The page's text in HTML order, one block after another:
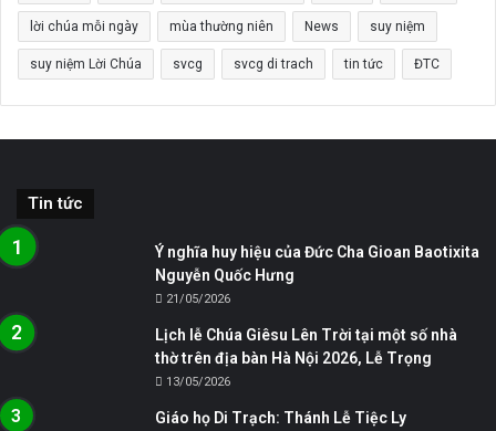
lời chúa mỗi ngày mùa thường niên News suy niệm
suy niệm Lời Chúa svcg svcg di trach tin tức ĐTC
Tin tức
Ý nghĩa huy hiệu của Đức Cha Gioan Baotixita
Nguyễn Quốc Hưng
21/05/2026
Lịch lễ Chúa Giêsu Lên Trời tại một số nhà
thờ trên địa bàn Hà Nội 2026, Lễ Trọng
13/05/2026
Giáo họ Di Trạch: Thánh Lễ Tiệc Ly